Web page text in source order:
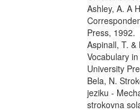
Ashley, A. A
Press, 1992.
Aspinall, T. &
Vocabulary
University
Bela, N.
jeziku -
strokovna